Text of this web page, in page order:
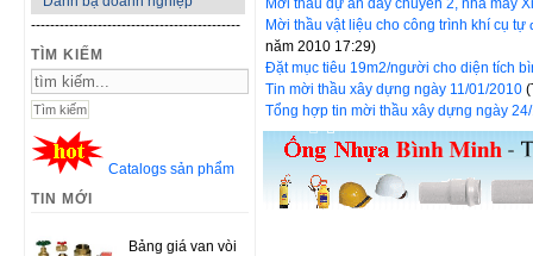
--------------------------------------------
TÌM KIẾM
Catalogs sản phẩm
TIN MỚI
Bảng giá van vòi
Mời thầu dự án dây chuyền 2, nhà máy
Mời thầu vật liệu cho công trình khí cụ
năm 2010 17:29)
Đặt mục tiêu 19m2/người cho diện tích
Tin mời thầu xây dựng ngày 11/01/2010
Tổng hợp tin mời thầu xây dựng ngày